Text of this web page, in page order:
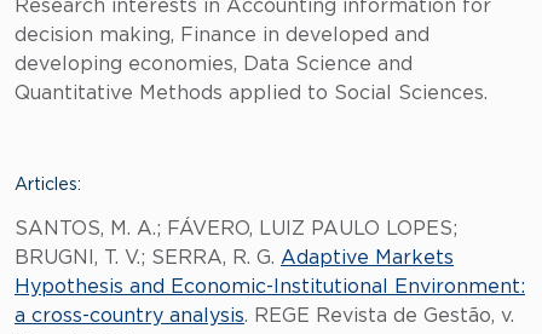
Research interests in Accounting information for
decision making, Finance in developed and
developing economies, Data Science and
Quantitative Methods applied to Social Sciences.
Articles:
SANTOS, M. A.; FÁVERO, LUIZ PAULO LOPES;
BRUGNI, T. V.; SERRA, R. G. Adaptive Markets
Hypothesis and Economic-Institutional Environment:
a cross-country analysis. REGE Revista de Gestão, v.